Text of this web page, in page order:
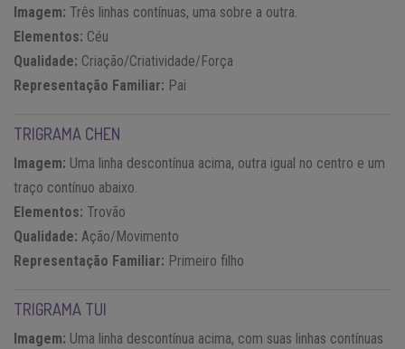
Imagem: Três linhas contínuas, uma sobre a outra.
Elementos: Céu
Qualidade: Criação/Criatividade/Força
Representação Familiar: Pai
TRIGRAMA CHEN
Imagem: Uma linha descontínua acima, outra igual no centro e um
traço contínuo abaixo.
Elementos: Trovão
Qualidade: Ação/Movimento
Representação Familiar: Primeiro filho
TRIGRAMA TUI
Imagem: Uma linha descontínua acima, com suas linhas contínuas